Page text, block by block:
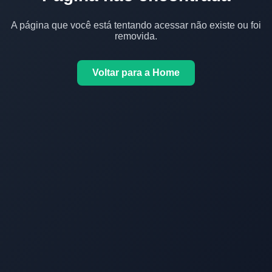
A página que você está tentando acessar não existe ou foi
removida.
Voltar para a Home